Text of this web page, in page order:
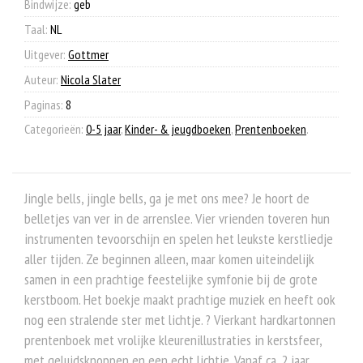
Bindwijze: geb
Taal: NL
Uitgever: Gottmer
Auteur: Nicola Slater
Paginas: 8
Categorieën: 0-5 jaar,Kinder- & jeugdboeken,Prentenboeken.
Jingle bells, jingle bells, ga je met ons mee? Je hoort de
belletjes van ver in de arrenslee. Vier vrienden toveren hun
instrumenten tevoorschijn en spelen het leukste kerstliedje
aller tijden. Ze beginnen alleen, maar komen uiteindelijk
samen in een prachtige feestelijke symfonie bij de grote
kerstboom. Het boekje maakt prachtige muziek en heeft ook
nog een stralende ster met lichtje. ? Vierkant hardkartonnen
prentenboek met vrolijke kleurenillustraties in kerstsfeer,